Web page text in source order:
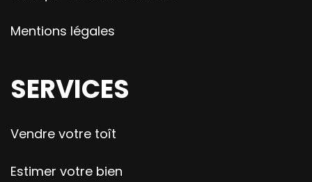
Mentions légales
SERVICES
Vendre votre toît
Estimer votre bien